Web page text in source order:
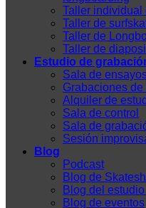
Taller individual
Taller de
Taller de
Taller de
Estudio de
Sala de
Grabaciones de
Alquiler de
Sala de control
Sala de
Sesión
Blog
Podcast
Blog de
Blog del
Blog de eventos